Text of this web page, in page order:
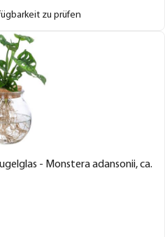
zu prüfen
- Monstera adansonii, ca.